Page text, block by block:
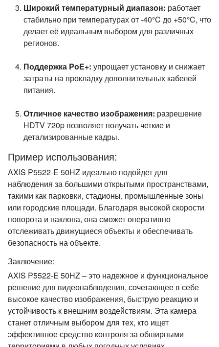
Широкий температурный диапазон: работает
стабильно при температурах от -40°C до +50°C, что
делает её идеальным выбором для различных
регионов.
Поддержка PoE+: упрощает установку и снижает
затраты на прокладку дополнительных кабелей
питания.
Отличное качество изображения: разрешение
HDTV 720p позволяет получать четкие и
детализированные кадры.
Пример использования:
AXIS P5522-E 50HZ идеально подойдет для
наблюдения за большими открытыми пространствами,
такими как парковки, стадионы, промышленные зоны
или городские площади. Благодаря высокой скорости
поворота и наклона, она сможет оперативно
отслеживать движущиеся объекты и обеспечивать
безопасность на объекте.
Заключение:
AXIS P5522-E 50HZ – это надежное и функциональное
решение для видеонаблюдения, сочетающее в себе
высокое качество изображения, быструю реакцию и
устойчивость к внешним воздействиям. Эта камера
станет отличным выбором для тех, кто ищет
эффективное средство контроля за обширными